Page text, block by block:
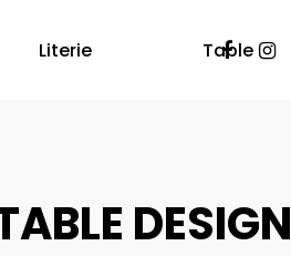
Literie Table
DESIGN